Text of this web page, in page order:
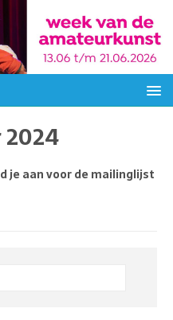
je aan voor de mailinglijst